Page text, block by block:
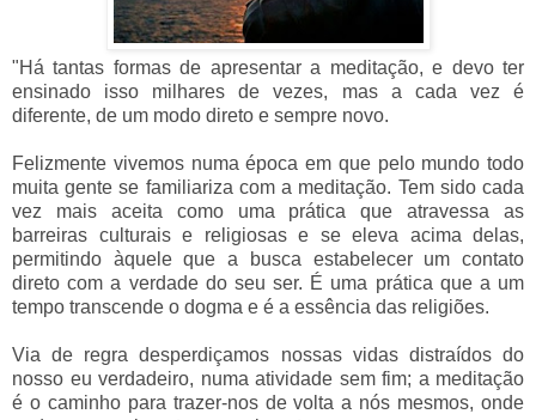
"Há tantas formas de apresentar a meditação, e devo ter
ensinado isso milhares de vezes, mas a cada vez é
diferente, de um modo direto e sempre novo.
Felizmente vivemos numa época em que pelo mundo todo
muita gente se familiariza com a meditação. Tem sido cada
vez mais aceita como uma prática que atravessa as
barreiras culturais e religiosas e se eleva acima delas,
permitindo àquele que a busca estabelecer um contato
direto com a verdade do seu ser. É uma prática que a um
tempo transcende o dogma e é a essência das religiões.
Via de regra desperdiçamos nossas vidas distraídos do
nosso eu verdadeiro, numa atividade sem fim; a meditação
é o caminho para trazer-nos de volta a nós mesmos, onde